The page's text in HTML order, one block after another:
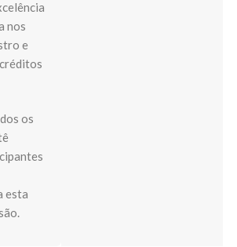
nos
e
os
esta